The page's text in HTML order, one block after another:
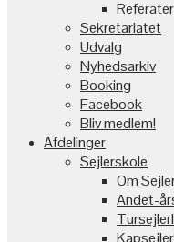
Sekretariatet
Udvalg
Nyhedsarkiv
Booking
Facebook
Bliv medlem!
Afdelinger
Sejlerskole
Om
Andet-